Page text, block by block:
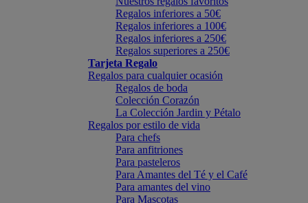
Regalos inferiores a 50€
Regalos inferiores a 100€
Regalos inferiores a 250€
Regalos superiores a 250€
Tarjeta Regalo
Regalos para cualquier ocasión
Regalos de boda
Colección Corazón
La Colección Jardin y Pétalo
Regalos por estilo de vida
Para chefs
Para anfitriones
Para pasteleros
Para Amantes del Té y el Café
Para amantes del vino
Para Mascotas